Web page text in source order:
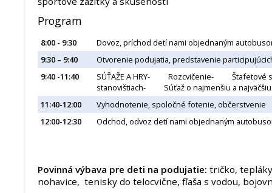
Program
8:00 - 9:30
Dovoz, príchod detí nami objednaným
9:30 – 9:40
Otvorenie podujatia, predstavenie
9:40 -11:40
SÚŤAŽE A HRY- Rozcvičenie-
stanovištiach- Súťaž o najmenšiu a
11:40-12:00
Vyhodnotenie, spoločné fotenie, občerstvenie
12:00-12:30
Odchod, odvoz detí nami objednaným
Povinná výbava pre deti na podujatie: tričko,
nohavice, tenisky do telocvične, fľaša s vodou,